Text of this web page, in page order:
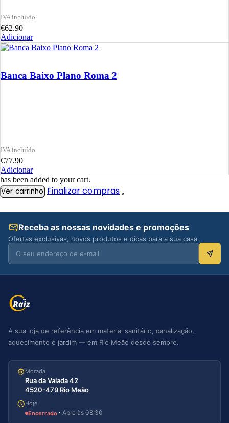
€62.90
Adicionar
Banca Baixo Plano Roma 2
€77.90
Adicionar
has been added to your cart.
Ver carrinho Finalizar compras
Receba as nossas novidades e promoções
Ofertas exclusivas, novos produtos e dicas para a sua casa.
A sua loja de referência em material sanitário, canalização,
aquecimento e jardim — em Rio Meão desde sempre.
Morada
Rua da Valada 42
4520-479 Rio Meão
Hoje
Encerrado · Abre às 08:30